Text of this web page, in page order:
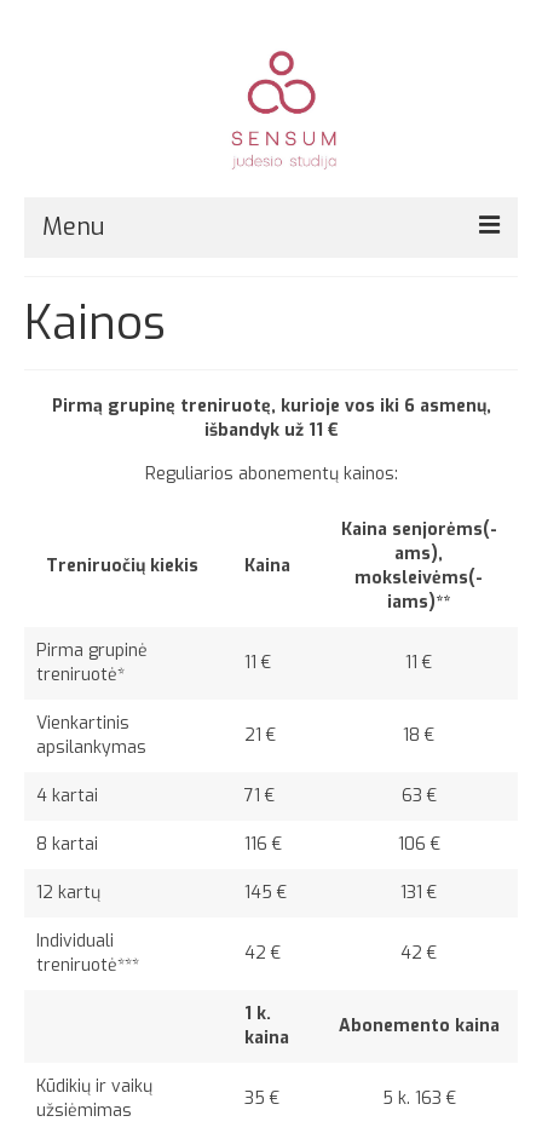
Menu
Grupinės treniruotės
Kitos paslaugos
Kainos
Pirmą grupinę treniruotę, kurioje vos iki 6 asmenų,
išbandyk už 11 €
Reguliarios abonementų kainos:
Treniruočių kiekis Kaina
Kaina senjorėms(-
ams),
moksleivėms(-
iams)**
Pirma grupinė
treniruotė*
11 € 11 €
Vienkartinis
apsilankymas
21 € 18 €
4 kartai 71 € 63 €
8 kartai 116 € 106 €
12 kartų 145 € 131 €
Individuali
treniruotė***
42 € 42 €
1 k.
kaina
Abonemento kaina
Kūdikių ir vaikų
užsiėmimas
35 € 5 k. 163 €